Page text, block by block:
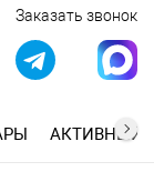
Заказать звонок
АКТИВНЫЙ